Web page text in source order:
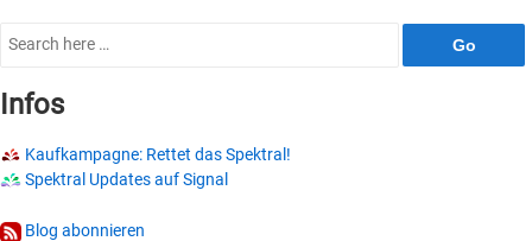
Search
Infos
Kaufkampagne: Rettet das Spektral!
Spektral Updates auf Signal
Blog abonnieren